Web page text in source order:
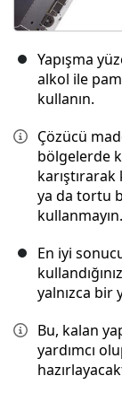
Yapışma
alkol ile
kullanın.
Çözücü
bölgelerde
ya da tortu
kullanmayın.
En iyi
yalnızca bir
Bu, kalan
yardımcı